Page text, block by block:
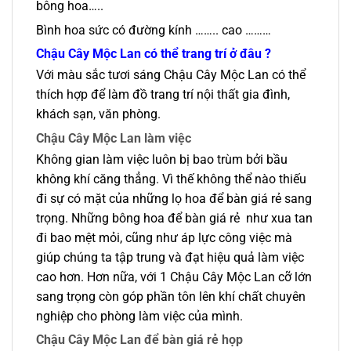
bông hoa…..
Bình hoa sức có đường kính …….. cao ………
Chậu Cây Mộc Lan có thể trang trí ở đâu ?
Với màu sắc tươi sáng Chậu Cây Mộc Lan có thể
thích hợp để làm đồ trang trí nội thất gia đình,
khách sạn, văn phòng.
Chậu Cây Mộc Lan làm việc
Không gian làm việc luôn bị bao trùm bởi bầu
không khí căng thẳng. Vì thế không thể nào thiếu
đi sự có mặt của những lọ hoa để bàn giá rẻ sang
trọng. Những bông hoa để bàn giá rẻ như xua tan
đi bao mệt mỏi, cũng như áp lực công việc mà
giúp chúng ta tập trung và đạt hiệu quả làm việc
cao hơn. Hơn nữa, với 1 Chậu Cây Mộc Lan cỡ lớn
sang trọng còn góp phần tôn lên khí chất chuyên
nghiệp cho phòng làm việc của mình.
Chậu Cây Mộc Lan để bàn giá rẻ họp